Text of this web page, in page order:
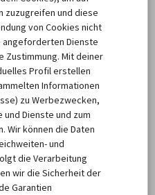
Gut
zu wählen – auch
die Mietwagen-Kosten
Schadensfälle vorbereitet
im Nachhinein
Unfälle mit dem Leihwagen
zuzugreifen und diese
von Cookies nicht
Dienste
Zustimmung. Mit deiner
Profil erstellen
Informationen
zu Werbezwecken,
Dienste und zum
Wir können die Daten
und
die Verarbeitung
wir die Sicherheit der
Garantien